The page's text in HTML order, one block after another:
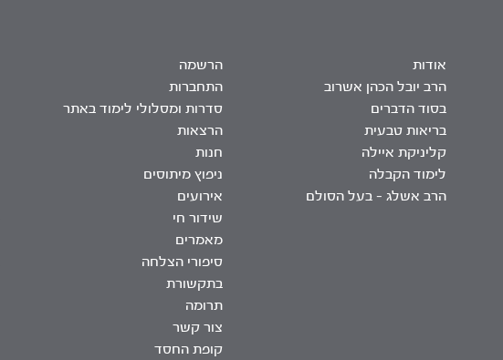
אודות
הרב יובל הכהן אשרוב
בסוד הדברים
בריאות טבעית
קליניקת איילה
לימוד הקבלה
הרב אשלג – בעל הסולם
הרשמה
התחברות
סדרות ומסלולי לימוד באתר
הרצאות
חנות
ניפוץ מיתוסים
אירועים
שידור חי
מאמרים
סיפורי הצלחה
בתקשורת
תרומה
צור קשר
קופת החסד